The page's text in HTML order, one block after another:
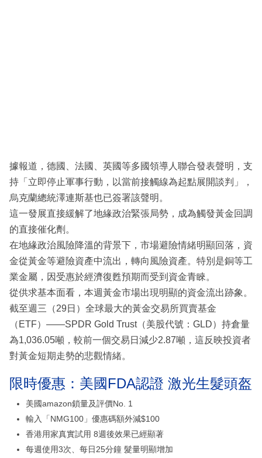
據報道，德國、法國、英國等多國領導人聯合發表聲明，支
持「立即停止軍事行動，以當前接觸線為起點展開談判」，
烏克蘭總統澤連斯基也已簽署該聲明。
這一發展直接緩解了地緣政治緊張局勢，成為觸發黃金回調
的直接催化劑。
在地緣政治風險降溫的背景下，市場避險情緒明顯回落，資
金從黃金等避險資產中流出，轉向風險資產。特別是銅等工
業金屬，因受惠於經濟復甦預期而受到資金青睞。
從供求基本面看，本週黃金市場出現明顯的資金流出跡象。
截至週三（29日）全球最大的黃金交易所買賣基金
（ETF）——SPDR Gold Trust（美股代號：GLD）持倉量
為1,036.05噸，較前一個交易日減少2.87噸，這反映投資者
對黃金短期走勢的悲觀情緒。
限時優惠：美國FDA認證 激光生髮頭盔
美國amazon鎖量及評價No. 1
輸入「NMG100」優惠碼額外減$100
香港用家真實試用 8週後效果已經顯著
每週使用3次、每日25分鐘 髮量明顯增加